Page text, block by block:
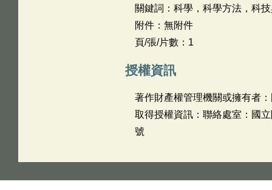
關鍵詞：科學，科學方法，科
附件：無附件
頁/張/片數：1
授權資訊
著作財產權管理機關或擁有者
取得授權資訊：聯絡處室：國
號